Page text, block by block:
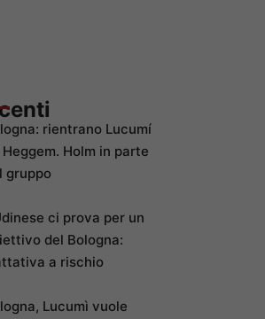
rientrano Lucumí
Heggem. Holm in parte
gruppo
ci prova per un
del Bologna:
a rischio
Lucumì vuole